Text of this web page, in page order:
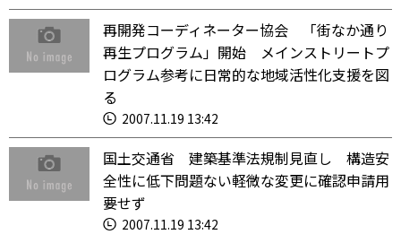
再開発コーディネーター協会 「街なか通り
再生プログラム」開始 メインストリートプ
ログラム参考に日常的な地域活性化支援を図
る
2007.11.19 13:42
国土交通省 建築基準法規制見直し 構造安
全性に低下問題ない軽微な変更に確認申請用
要せず
2007.11.19 13:42